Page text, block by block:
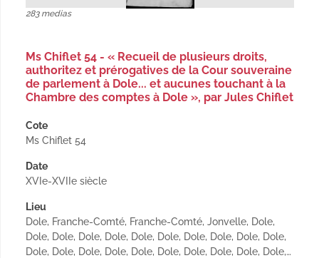
283 medias
Ms Chiflet 54 - « Recueil de plusieurs droits,
authoritez et prérogatives de la Cour souveraine
de parlement à Dole... et aucunes touchant à la
Chambre des comptes à Dole », par Jules Chiflet
Cote
Ms Chiflet 54
Date
XVIe-XVIIe siècle
Lieu
Dole, Franche-Comté, Franche-Comté, Jonvelle, Dole,
Dole, Dole, Dole, Dole, Dole, Dole, Dole, Dole, Dole, Dole,
Dole, Dole, Dole, Dole, Dole, Dole, Dole, Dole, Dole, Dole,…